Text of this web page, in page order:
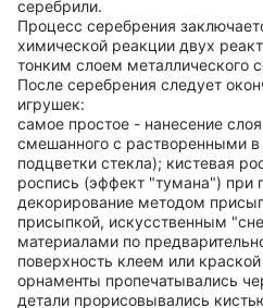
серебрили.
Процесс серебрения
химической реакции двух
тонким слоем металлического
После серебрения следует
игрушек:
самое простое - нанесение
смешанного с растворенными в
подцветки стекла); кистевая
роспись (эффект "тумана") при
декорирование методом
присыпкой, искусственным
материалами по
поверхность клеем или
орнаменты пропечатывались
детали прорисовывались